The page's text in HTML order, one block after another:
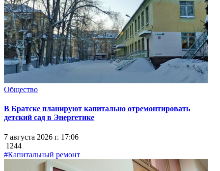
Общество
В Братске планируют капитально отремонтировать
детский сад в Энергетике
7 августа 2026 г. 17:06
1244
#Капитальный ремонт